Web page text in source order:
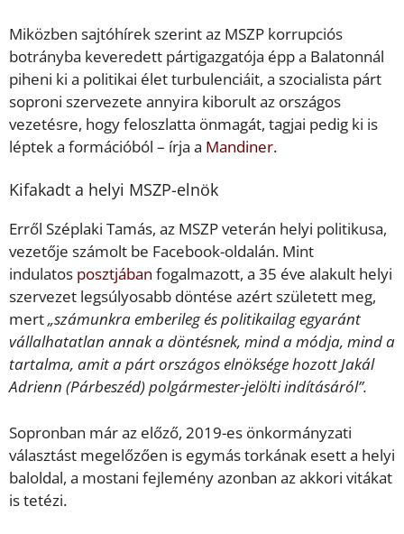
Miközben sajtóhírek szerint az MSZP korrupciós
botrányba keveredett pártigazgatója épp a Balatonnál
piheni ki a politikai élet turbulenciáit, a szocialista párt
soproni szervezete annyira kiborult az országos
vezetésre, hogy feloszlatta önmagát, tagjai pedig ki is
léptek a formációból – írja a Mandiner.
Kifakadt a helyi MSZP-elnök
Erről Széplaki Tamás, az MSZP veterán helyi politikusa,
vezetője számolt be Facebook-oldalán. Mint
indulatos posztjában fogalmazott, a 35 éve alakult helyi
szervezet legsúlyosabb döntése azért született meg,
mert„számunkra emberileg és politikailag egyaránt
vállalhatatlan annak a döntésnek, mind a módja, mind a
tartalma, amit a párt országos elnöksége hozott Jakál
Adrienn (Párbeszéd) polgármester-jelölti indításáról”.
Sopronban már az előző, 2019-es önkormányzati
választást megelőzően is egymás torkának esett a helyi
baloldal, a mostani fejlemény azonban az akkori vitákat
is tetézi.